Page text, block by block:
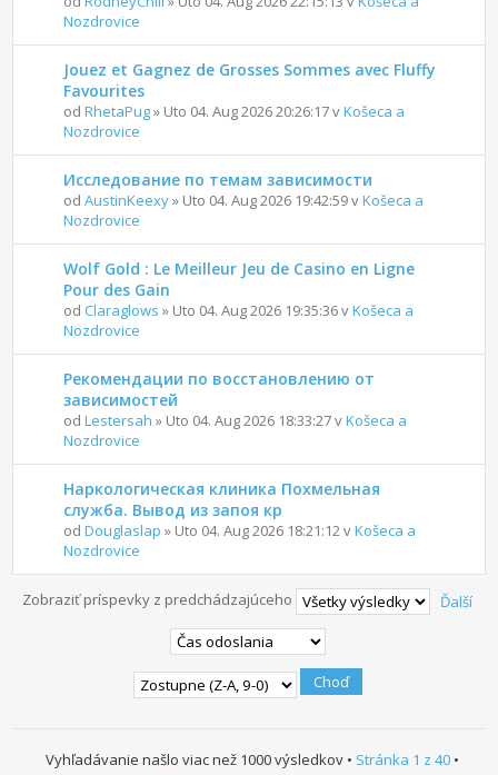
Nozdrovice
Jouez et Gagnez de Grosses Sommes avec Fluffy
Favourites
odRhetaPug» Uto 04. Aug 2026 20:26:17 vKošeca a
Nozdrovice
Исследование по темам зависимости
odAustinKeexy» Uto 04. Aug 2026 19:42:59 vKošeca a
Nozdrovice
Wolf Gold : Le Meilleur Jeu de Casino en Ligne
Pour des Gain
od Claraglows » Uto 04. Aug 2026 19:35:36 vKošeca a
Nozdrovice
Рекомендации по восстановлению от
зависимостей
odLestersah » Uto 04. Aug 2026 18:33:27 vKošeca a
Nozdrovice
Наркологическая клиника Похмельная
служба. Вывод из запоя кр
odDouglaslap » Uto 04. Aug 2026 18:21:12 vKošeca a
Nozdrovice
Ďalší
Zobraziť príspevky z predchádzajúceho
Vyhľadávanie našlo viac než 1000 výsledkov • Stránka 1 z 40•